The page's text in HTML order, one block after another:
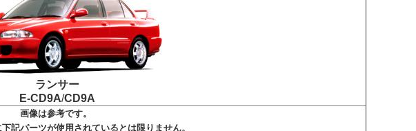
ランサー
E-CD9A/CD9A
画像は参考です。
記パーツが使用されているとは限りません。